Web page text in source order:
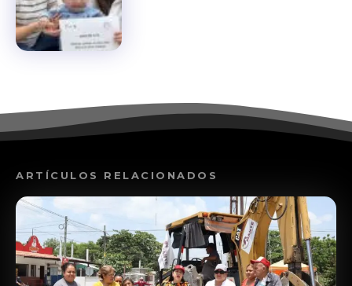
ARTÍCULOS RELACIONADOS